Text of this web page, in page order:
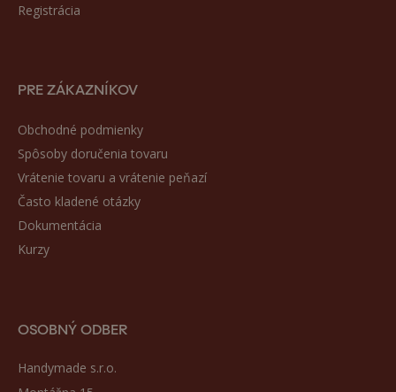
Registrácia
PRE ZÁKAZNÍKOV
Obchodné podmienky
Spôsoby doručenia tovaru
Vrátenie tovaru a vrátenie peňazí
Často kladené otázky
Dokumentácia
Kurzy
OSOBNÝ ODBER
Handymade s.r.o.